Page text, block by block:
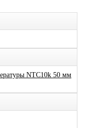
NTC10k 50 мм